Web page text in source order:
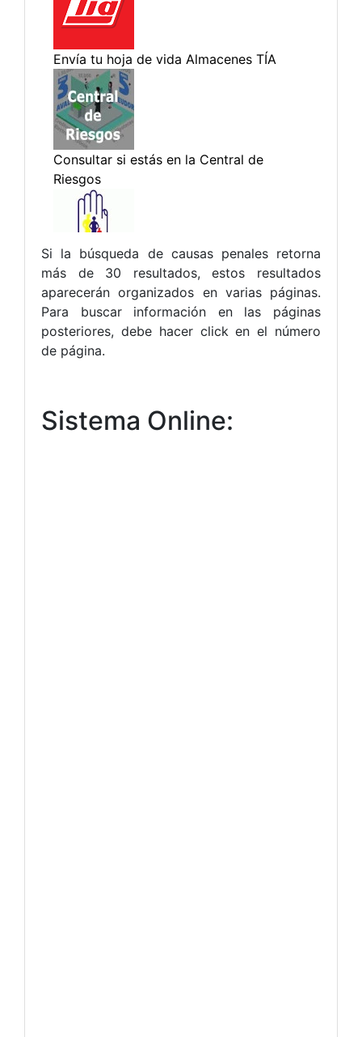
Si la búsqueda de causas penales retorna
más de 30 resultados, estos resultados
aparecerán organizados en varias páginas.
Para buscar información en las páginas
posteriores, debe hacer click en el número
de página.
Sistema Online: